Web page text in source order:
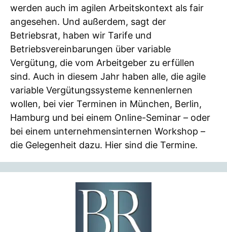
werden auch im agilen Arbeitskontext als fair
angesehen. Und außerdem, sagt der
Betriebsrat, haben wir Tarife und
Betriebsvereinbarungen über variable
Vergütung, die vom Arbeitgeber zu erfüllen
sind. Auch in diesem Jahr haben alle, die agile
variable Vergütungssysteme kennenlernen
wollen, bei vier Terminen in München, Berlin,
Hamburg und bei einem Online-Seminar – oder
bei einem unternehmensinternen Workshop –
die Gelegenheit dazu. Hier sind die Termine.